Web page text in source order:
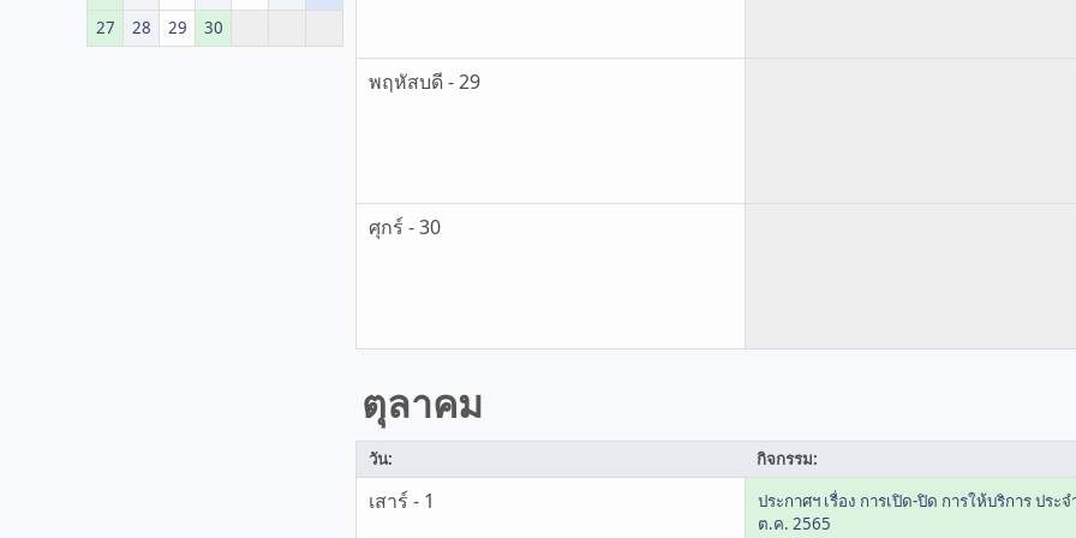
27
28 29 30
พฤหัสบดี - 29
ศุกร์ - 30
ตุลาคม
วัน: กิจกรรม:
เสาร์ - 1
ประกาศฯ เรื่อง การเปิด-ปิด การให้บริการ ประ
ต.ค. 2565